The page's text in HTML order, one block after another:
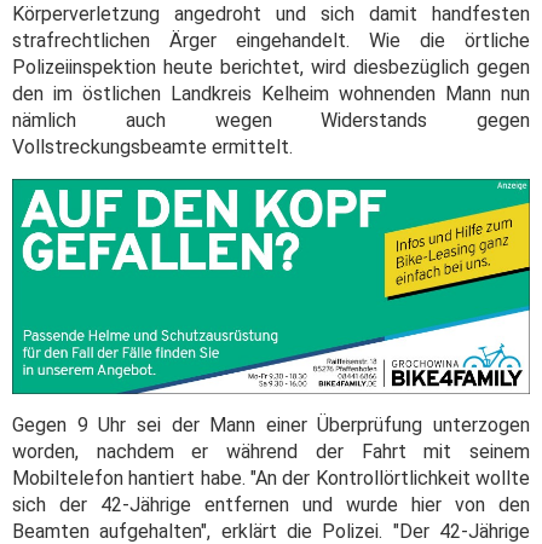
Körperverletzung angedroht und sich damit handfesten
strafrechtlichen Ärger eingehandelt. Wie die örtliche
Polizeiinspektion heute berichtet, wird diesbezüglich gegen
den im östlichen Landkreis Kelheim wohnenden Mann nun
nämlich auch wegen Widerstands gegen
Vollstreckungsbeamte ermittelt.
Gegen 9 Uhr sei der Mann einer Überprüfung unterzogen
worden, nachdem er während der Fahrt mit seinem
Mobiltelefon hantiert habe. "An der Kontrollörtlichkeit wollte
sich der 42-Jährige entfernen und wurde hier von den
Beamten aufgehalten", erklärt die Polizei. "Der 42-Jährige